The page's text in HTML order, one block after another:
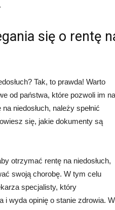
się o rentę
Tak, to prawda! Warto
od państwa, które pozwoli im na
niedosłuch, należy spełnić
się, jakie dokumenty są
otrzymać rentę na niedosłuch,
swoją chorobę. W tym celu
specjalisty, który
i wyda opinię o stanie zdrowia. W